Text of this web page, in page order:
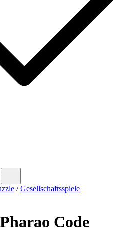
/Gesellschaftsspiele
Code